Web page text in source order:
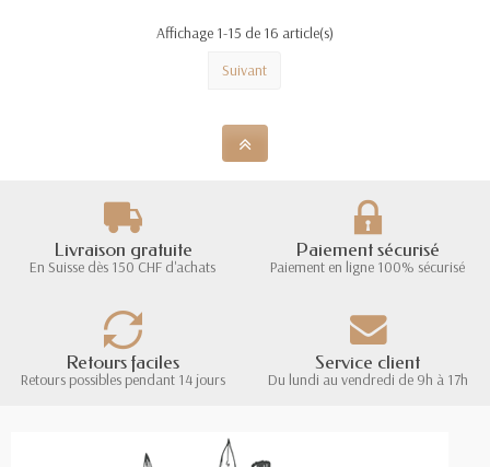
Affichage 1-15 de 16 article(s)
Suivant
Livraison gratuite
En Suisse dès 150 CHF d'achats
Paiement sécurisé
Paiement en ligne 100% sécurisé
Retours faciles
Retours possibles pendant 14 jours
Service client
Du lundi au vendredi de 9h à 17h